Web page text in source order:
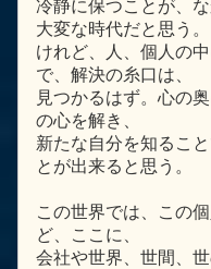
冷静に保つことが、
大変な時代だと思う。
けれど、人、個人の
で、解決の糸口は、
見つかるはず。心の
の心を解き、
新たな自分を知るこ
とが出来ると思う。
この世界では、この
ど、ここに、
会社や世界、世間、